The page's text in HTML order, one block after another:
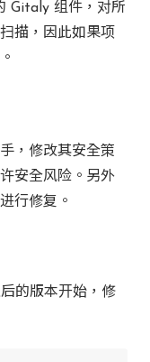
Gitaly 组件，对所
描，因此如果项
，修改其安全策
安全风险。另外
行修复。
的版本开始，修